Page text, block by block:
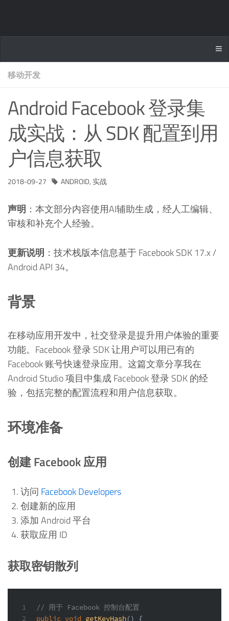
移动开发
Android Facebook 登录集
成实战：从 SDK 配置到用
户信息获取
2018-09-27 ANDROID, 实战
声明 ：本文部分内容使用AI辅助生成，经人工编辑、
审核和补充个人经验。
更新说明 ：技术栈版本信息基于 Facebook SDK 17.x /
Android API 34。
背景
在移动应用开发中，社交登录是提升用户体验的重要
功能。Facebook 登录 SDK 让用户可以用已有的
Facebook 账号快速登录应用。这篇文章分享我在
Android Studio 项目中集成 Facebook 登录 SDK 的经
验，包括完整的配置流程和用户信息获取。
环境准备
创建 Facebook 应用
访问 Facebook Developers
创建新的应用
添加 Android 平台
获取应用 ID
获取密钥散列
1
2
// 用于 Facebook 控制台配置
public void getKeyHash()
{